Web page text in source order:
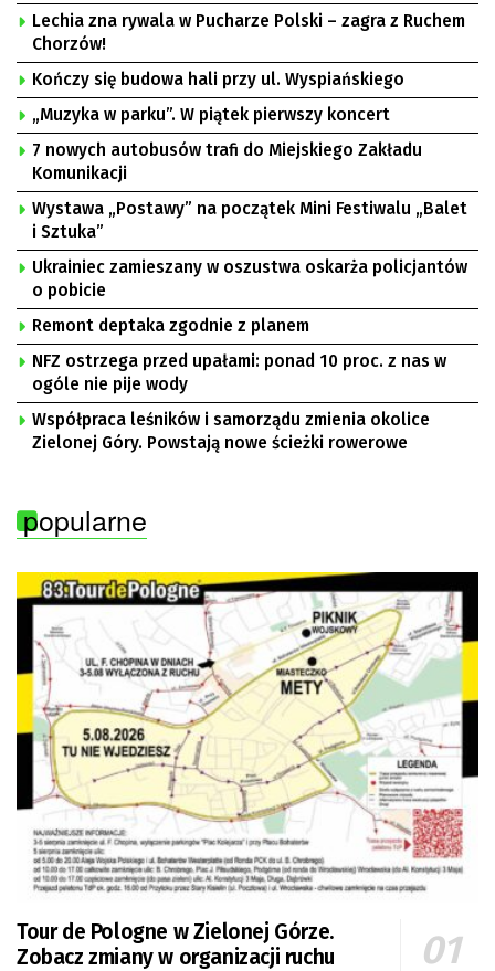
Lechia zna rywala w Pucharze Polski – zagra z Ruchem
Chorzów!
Kończy się budowa hali przy ul. Wyspiańskiego
„Muzyka w parku”. W piątek pierwszy koncert
7 nowych autobusów trafi do Miejskiego Zakładu
Komunikacji
Wystawa „Postawy” na początek Mini Festiwalu „Balet
i Sztuka”
Ukrainiec zamieszany w oszustwa oskarża policjantów
o pobicie
Remont deptaka zgodnie z planem
NFZ ostrzega przed upałami: ponad 10 proc. z nas w
ogóle nie pije wody
Współpraca leśników i samorządu zmienia okolice
Zielonej Góry. Powstają nowe ścieżki rowerowe
popularne
Tour de Pologne w Zielonej Górze.
Zobacz zmiany w organizacji ruchu